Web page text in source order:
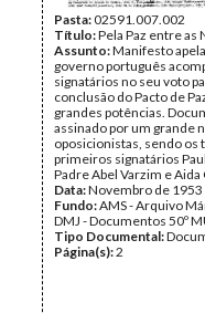
Pasta:02591.007.002
Título:Pela Paz entre as
Assunto:Manifesto
governo português
signatários no seu voto
conclusão do Pacto de
grandes potências.
assinado por um grande
oposicionistas, sendo os
primeiros signatários
Padre Abel Varzim e Aida
Data:Novembro de 1953
Fundo:AMS - Arquivo
DMJ - Documentos 50º
Tipo Documental:
Página(s):2